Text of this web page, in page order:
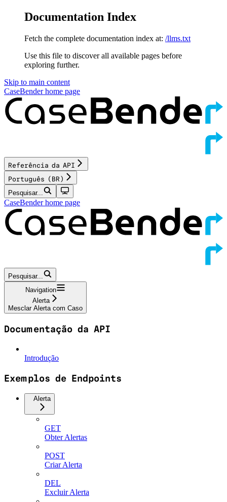
Documentation Index
Fetch the complete documentation index at: /llms.txt
Use this file to discover all available pages before
exploring further.
Skip to main content
CaseBenderhome page
Referência da API
Português (BR)
Pesquisar...
CaseBenderhome page
Pesquisar...
Navigation
Alerta
Mesclar Alerta com Caso
Documentação da API
Introdução
Exemplos de Endpoints
Alerta
GET
Obter Alertas
POST
Criar Alerta
DEL
Excluir Alerta